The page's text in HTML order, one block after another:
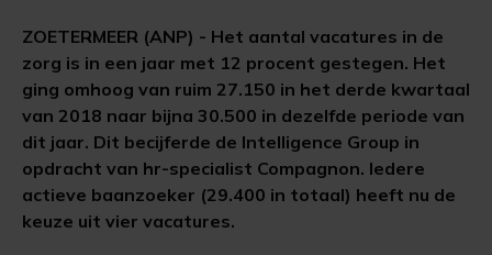
ZOETERMEER (ANP) - Het aantal vacatures in de
zorg is in een jaar met 12 procent gestegen. Het
ging omhoog van ruim 27.150 in het derde kwartaal
van 2018 naar bijna 30.500 in dezelfde periode van
dit jaar. Dit becijferde de Intelligence Group in
opdracht van hr-specialist Compagnon. Iedere
actieve baanzoeker (29.400 in totaal) heeft nu de
keuze uit vier vacatures.